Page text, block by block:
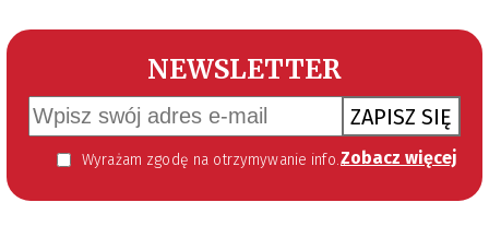
NEWSLETTER
ZAPISZ SIĘ
Wyrażam zgodę na otrzymywanie informacji handlowej kierowanej do mnie za pomocą środków komunikacji elektronicznej w szczególności poczty elektronicznej zgodnie z przepisem art. 10 ust 2 ustawy z dnia 18 lipca 2002 roku o świadczeniu usług drogą elektroniczną (Dz. U. 144 z 2002 r. poz. 1204). Zgoda jest dobrowolna, jednak jej wyrażenie jest konieczne, aby otrzymywać newsletter. Zobacz więcej